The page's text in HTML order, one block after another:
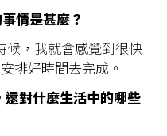
情是甚麼？
候，我就會感覺到很快
排好時間去完成。
對什麼生活中的哪些